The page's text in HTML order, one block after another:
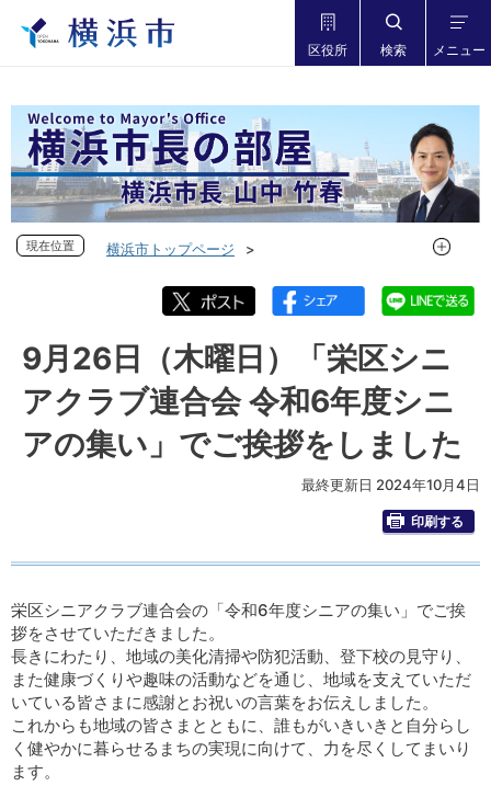
区役所 検索 メニュー
現在位置
横浜市トップページ
フォトダイアリー 2024年度
フォトダイアリー 2024年9月
9月26日（木曜日）「栄区シニアクラブ連合会 令和6年度シニ
アの集い」でご挨拶をしました
現在位
9月26日（木曜日）「栄区シニ
アクラブ連合会 令和6年度シニ
アの集い」でご挨拶をしました
最終更新日 2024年10月4日
印刷する
栄区シニアクラブ連合会の「令和6年度シニアの集い」でご挨
拶をさせていただきました。
長きにわたり、地域の美化清掃や防犯活動、登下校の見守り、
また健康づくりや趣味の活動などを通じ、地域を支えていただ
いている皆さまに感謝とお祝いの言葉をお伝えしました。
これからも地域の皆さまとともに、誰もがいきいきと自分らし
く健やかに暮らせるまちの実現に向けて、力を尽くしてまいり
ます。